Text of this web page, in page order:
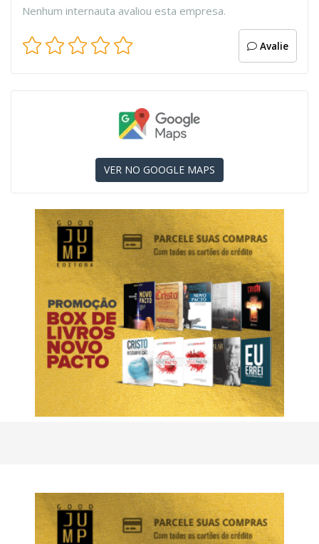
Nenhum internauta avaliou esta empresa.
Avalie
VER NO GOOGLE MAPS